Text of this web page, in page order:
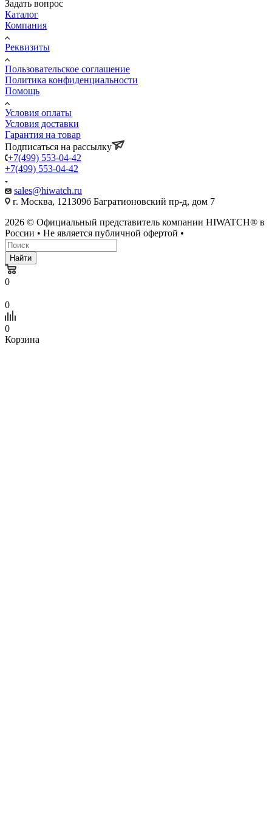
Задать вопрос
Каталог
Компания
Реквизиты
Пользовательское соглашение
Политика конфиденциальности
Помощь
Условия оплаты
Условия доставки
Гарантия на товар
Подписаться на рассылку
+7(499) 553-04-42
+7(499) 553-04-42
sales@hiwatch.ru
г. Москва, 121309б Багратионовский пр-д, дом 7
2026 © Официальный представитель компании HIWATCH® в
России • Не является публичной офертой •
Найти
0
0
0
Корзина